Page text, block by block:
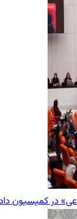
در کمیسیون